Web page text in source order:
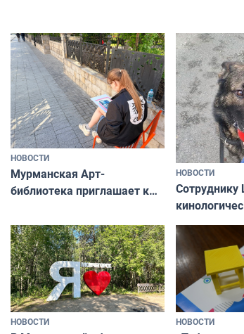
НОВОСТИ
Мурманская Арт-
библиотека приглашает к
и фотографов
НОВОСТИ
Сотруднику
ищут
НОВОСТИ НОВОСТИ